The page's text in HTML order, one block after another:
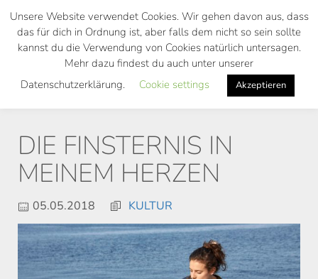
Skip
main
DIE FINSTERNIS IN
MEINEM HERZEN
05.05.2018 KULTUR
Unsere Website verwendet Cookies. Wir gehen davon aus, dass
das für dich in Ordnung ist, aber falls dem nicht so sein sollte
kannst du die Verwendung von Cookies natürlich untersagen.
Mehr dazu findest du auch unter unserer
Datenschutzerklärung.
Cookie settings Akzeptieren